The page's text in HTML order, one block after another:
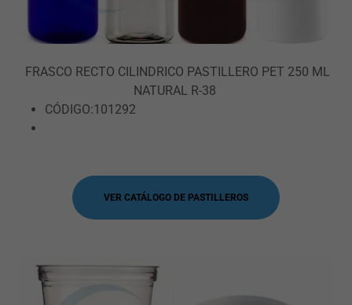
FRASCO RECTO CILINDRICO PASTILLERO PET 250 ML
NATURAL R-38
CÓDIGO:101292
VER CATÁLOGO DE PASTILLEROS